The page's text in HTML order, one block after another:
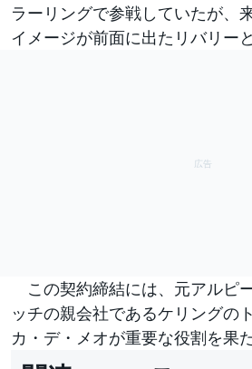
ラーリングで参戦していたが、
イメージが前面に出たリバリー
この契約締結には、元アルピ
ッチの親会社であるケリングの
カ・デ・メオが重要な役割を果